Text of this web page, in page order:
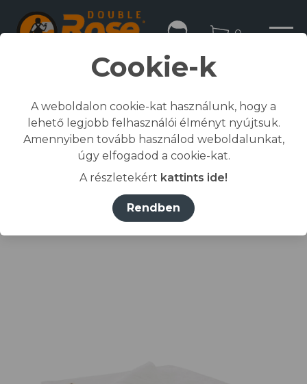
0
Kezdőlap
Összes termék
MALFINI® Fürdőlepedő unisex
Cookie-k
A weboldalon cookie-kat használunk, hogy a
lehető legjobb felhasználói élményt nyújtsuk.
Amennyiben tovább használod weboldalunkat,
úgy elfogadod a cookie-kat.
A részletekért kattints ide!
Rendben